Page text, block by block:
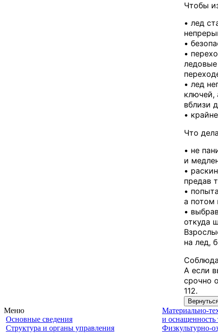
Чтобы
• лед
•
•
• лед
ключей,
вблизи
•
Что
• не
и
•
предав
•
а потом
•
откуда
на лед,
А если
срочно
112.
Меню
Основные сведения
Структура и органы управления
Материально-
и оснащенность
Физкультурно-